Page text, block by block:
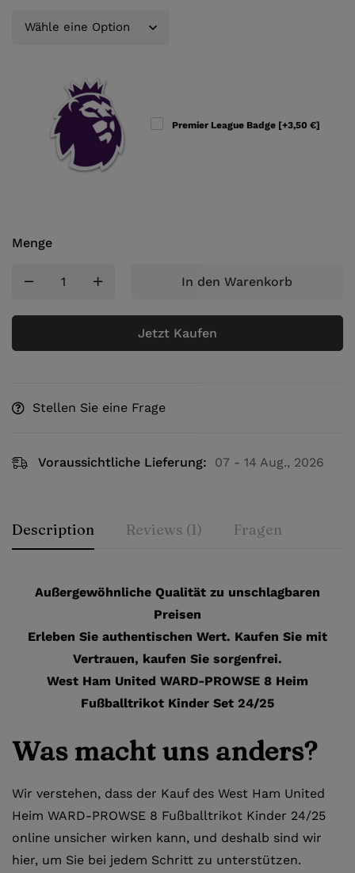
Premier League Badge [+3,50 €]
Menge
In den Warenkorb
Jetzt Kaufen
Stellen Sie eine Frage
Voraussichtliche Lieferung: 07 - 14 Aug., 2026
Description Reviews (1) Fragen
Außergewöhnliche Qualität zu unschlagbaren
Preisen
Erleben Sie authentischen Wert. Kaufen Sie mit
Vertrauen, kaufen Sie sorgenfrei.
West Ham United WARD-PROWSE 8 Heim
Fußballtrikot Kinder Set 24/25
Was macht uns anders?
Wir verstehen, dass der Kauf des West Ham United
Heim WARD-PROWSE 8 Fußballtrikot Kinder 24/25
online unsicher wirken kann, und deshalb sind wir
hier, um Sie bei jedem Schritt zu unterstützen.